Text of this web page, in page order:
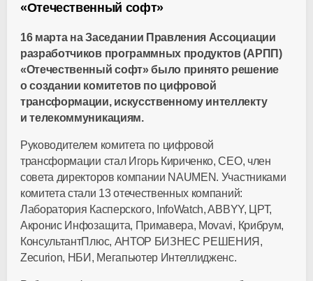
«Отечественный софт»
16 марта на Заседании Правления Ассоциации
разработчиков программных продуктов (АРПП)
«Отечественный софт» было принято решение
о создании комитетов по цифровой
трансформации, искусственному интеллекту
и телекоммуникациям.
Руководителем комитета по цифровой
трансформации стал Игорь Кириченко, CEO, член
совета директоров компании NAUMEN. Участниками
комитета стали 13 отечественных компаний:
Лаборатория Касперского, InfoWatch, ABBYY, ЦРТ,
Акронис Инфозащита, Примавера, Movavi, Крибрум,
КонсультантПлюс, АНТОР БИЗНЕС РЕШЕНИЯ,
Zecurion, НБИ, Мегапьютер Интеллидженс.